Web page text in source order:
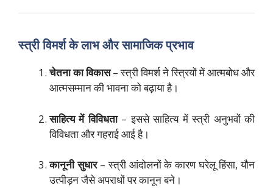
स्त्री विमर्श के लाभ और सामाजिक प्रभाव
चेतना का विकास– स्त्री विमर्श ने स्त्रियों में आत्मबोध और
आत्मसम्मान की भावना को बढ़ाया है।
साहित्य में विविधता– इससे साहित्य में स्त्री अनुभवों की
विविधता और गहराई आई है।
कानूनी सुधार– स्त्री आंदोलनों के कारण घरेलू हिंसा, यौन
उत्पीड़न जैसे अपराधों पर कानून बने।